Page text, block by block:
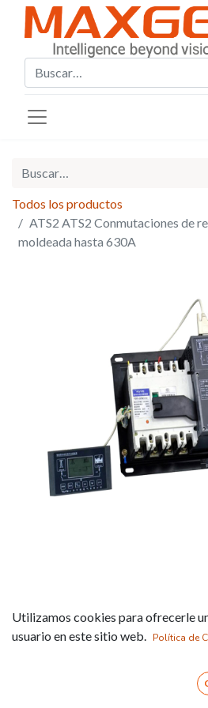
Todos los productos
ATS2 ATS2 Conmutaciones de
moldeada hasta 630A
ATS2 ATS2
de redes
caja moldeada
Utilizamos cookies para ofrecerle
usuario en este sitio web. Política de